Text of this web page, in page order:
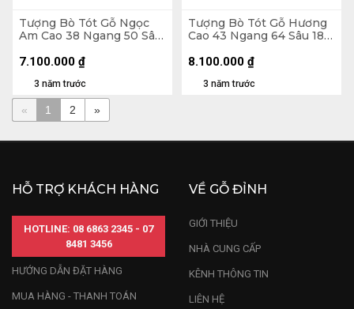
Tượng Bò Tót Gỗ Ngọc
Am Cao 38 Ngang 50 Sâu
3 năm trước
7.100.000 ₫
Tượng Bò Tót Gỗ Hương
Cao 43 Ngang 64 Sâu 18
3 năm trước
8.100.000 ₫
« 1 2 »
HỖ TRỢ KHÁCH HÀNG
HOTLINE: 08 6863 2345 - 07
8481 3456
HƯỚNG DẪN ĐẶT HÀNG
MUA HÀNG - THANH TOÁN
VỀ GỖ ĐỈNH
GIỚI THIỆU
NHÀ CUNG CẤP
KÊNH THÔNG TIN
LIÊN HỆ